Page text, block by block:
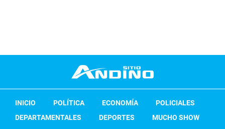
INICIO POLÍTICA ECONOMÍA
POLICIALES
DEPARTAMENTALES
DEPORTES
MUCHO SHOW